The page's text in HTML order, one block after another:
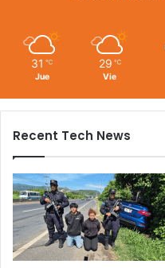
31 ℃
Jue
29 ℃
Vie
Recent Tech News